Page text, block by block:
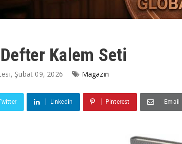
Kalem Seti
Şubat 09, 2026 Magazin
Linkedin Pinterest Email